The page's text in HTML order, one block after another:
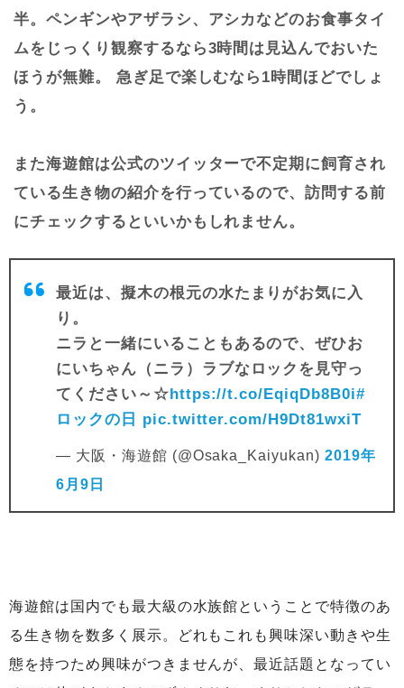
半。ペンギンやアザラシ、アシカなどのお食事タイ
ムをじっくり観察するなら3時間は見込んでおいた
ほうが無難。 急ぎ足で楽しむなら1時間ほどでしょ
う。
また海遊館は公式のツイッターで不定期に飼育され
ている生き物の紹介を行っているので、訪問する前
にチェックするといいかもしれません。
最近は、擬木の根元の水たまりがお気に入
り。
ニラと一緒にいることもあるので、ぜひお
にいちゃん（ニラ）ラブなロックを見守っ
てください～☆https://t.co/EqiqDb8B0i#
ロックの日
pic.twitter.com/H9Dt81wxiT
— 大阪・海遊館 (@Osaka_Kaiyukan) 2019年
6月9日
海遊館は国内でも最大級の水族館ということで特徴のあ
る生き物を数多く展示。どれもこれも興味深い動きや生
態を持つため興味がつきませんが、最近話題となってい